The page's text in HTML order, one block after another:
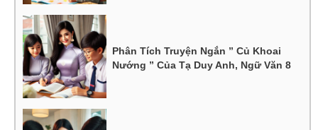
Phân Tích Truyện Ngắn ” Củ Khoai
Nướng ” Của Tạ Duy Anh, Ngữ Văn 8